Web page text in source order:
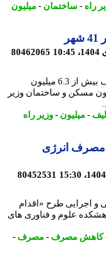
- ساختمان-میلیون
80462065
مشاور معاون مسکن و ساختمان وزیر راه از تعیین تکلیف بیش از 6.3 میلیون
معاون مسکن و ساختمان وزیر
میلیون-وزیر راه
انرژی
80452531
طرح «اقدام
علوم و فناوری های
مصرف- مصرف-